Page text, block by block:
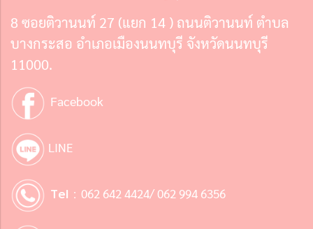
8 ซอยติวานนท์ 27 (แยก 14 ) ถนนติวานนท์ ตำบล
บางกระสอ อำเภอเมืองนนทบุรี จังหวัดนนทบุรี
11000.
Facebook
LINE
Tel : 062 642 4424/ 062 994 6356